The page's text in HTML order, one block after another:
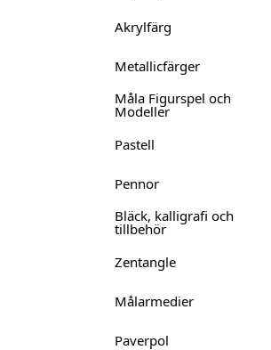
Akrylfärg
Metallicfärger
Måla Figurspel och
Modeller
Pastell
Pennor
Bläck, kalligrafi och
tillbehör
Zentangle
Målarmedier
Paverpol